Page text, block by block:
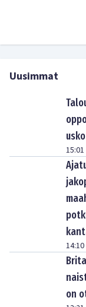
Uusimmat
15:01
14:10
on